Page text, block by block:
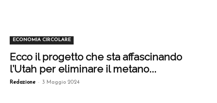
ECONOMIA CIRCOLARE
Ecco il progetto che sta affascinando
l’Utah per eliminare il metano...
Redazione - 3 Maggio 2024